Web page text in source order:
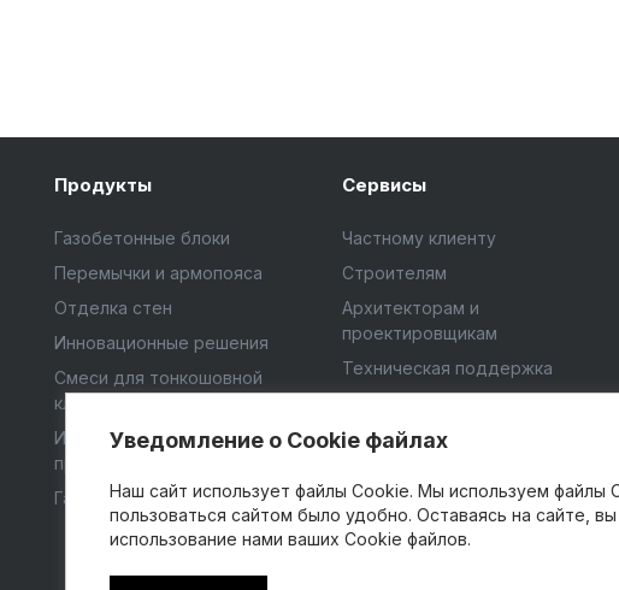
Продукты
Газобетонные блоки
Перемычки и армопояса
Отделка стен
Инновационные решения
Смеси для тонкошовной
кладки
Инструменты и
приспособления
Газобетонный щебень
Сервисы
Частному клиенту
Строителям
Архитекторам и
проектировщикам
Техническая поддержка
Обучение
строительства
С кем строить
Уведомление о Cookie файлах
Наш сайт использует файлы Cookie. Мы используем файлы
пользоваться сайтом было удобно. Оставаясь на сайте,
использование нами ваших Cookie файлов.